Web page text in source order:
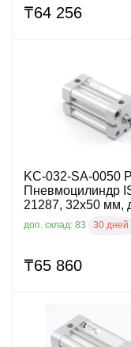
₸64 256
KC-032-SA-0050
Пневмоцилиндр
21287, 32x50 мм,
действ., внутр.
доп. склад: 83 30 дней
₸65 860